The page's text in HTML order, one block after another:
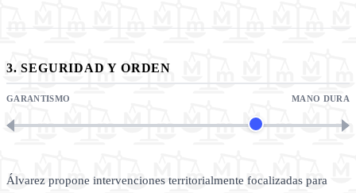
3. SEGURIDAD Y ORDEN
GARANTISMO MANO DURA
Álvarez propone intervenciones territorialmente focalizadas para